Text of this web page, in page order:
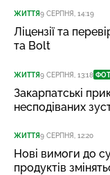
ЖИТТЯ9 СЕРПНЯ, 14:19
Ліцензії та
та Bolt
ЖИТТЯ9 СЕРПНЯ, 13:18
Закарпатські
несподіваних
ЖИТТЯ9 СЕРПНЯ, 12:20
Нові вимоги до
продуктів